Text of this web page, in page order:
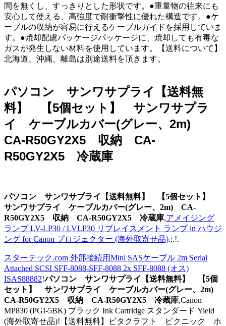
間を無くし、すっきりとした形状です。●重量物の往来にも
安心して使える、高強度で耐衝撃性に優れた構造です。●ケ
ーブルの収納が容易に行えるケーブルガイドを採用していま
す。●焼却配慮パッケージパッケージに、焼却しても有毒な
ガスが発生しない材料を使用しています。【送料について】
北海道、沖縄、離島は別途送料を頂きます。
パソコン サンワサプライ【送料無
料】 【5個セット】 サンワサプラ
イ ケーブルカバー(グレー、2m)
CA-R50GY2X5 収納 CA-
R50GY2X5 冷蔵庫
パソコン サンワサプライ【送料無料】 【5個セット】
サンワサプライ ケーブルカバー(グレー、2m) CA-
R50GY2X5 収納 CA-R50GY2X5 冷蔵庫,アメイジング
ランプ LV-LP30 / LVLP30 リプレイスメント ランプ in ハウジ
ング for Canon プロジェクター (海外取寄せ品).;.!.
スターテック.com 外部接続用Mini SASケーブル 2m Serial
Attached SCSI SFF-8088-SFF-8088 2x SFF-8088 (オス)
ISAS88882!パソコン サンワサプライ【送料無料】 【5個
セット】 サンワサプライ ケーブルカバー(グレー、2m)
CA-R50GY2X5 収納 CA-R50GY2X5 冷蔵庫,Canon
MP830 (PGI-5BK) ブラック Ink Cartridge スタンダード Yield
(海外取寄せ品)!【送料無料】ビタクラフト ピクニック ホ